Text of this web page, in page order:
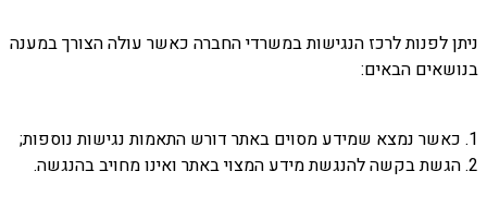
ניתן לפנות לרכז הנגישות במשרדי החברה כאשר עולה הצורך במענה
בנושאים הבאים:
1. כאשר נמצא שמידע מסוים באתר דורש התאמות נגישות נוספות;
2. הגשת בקשה להנגשת מידע המצוי באתר ואינו מחויב בהנגשה.